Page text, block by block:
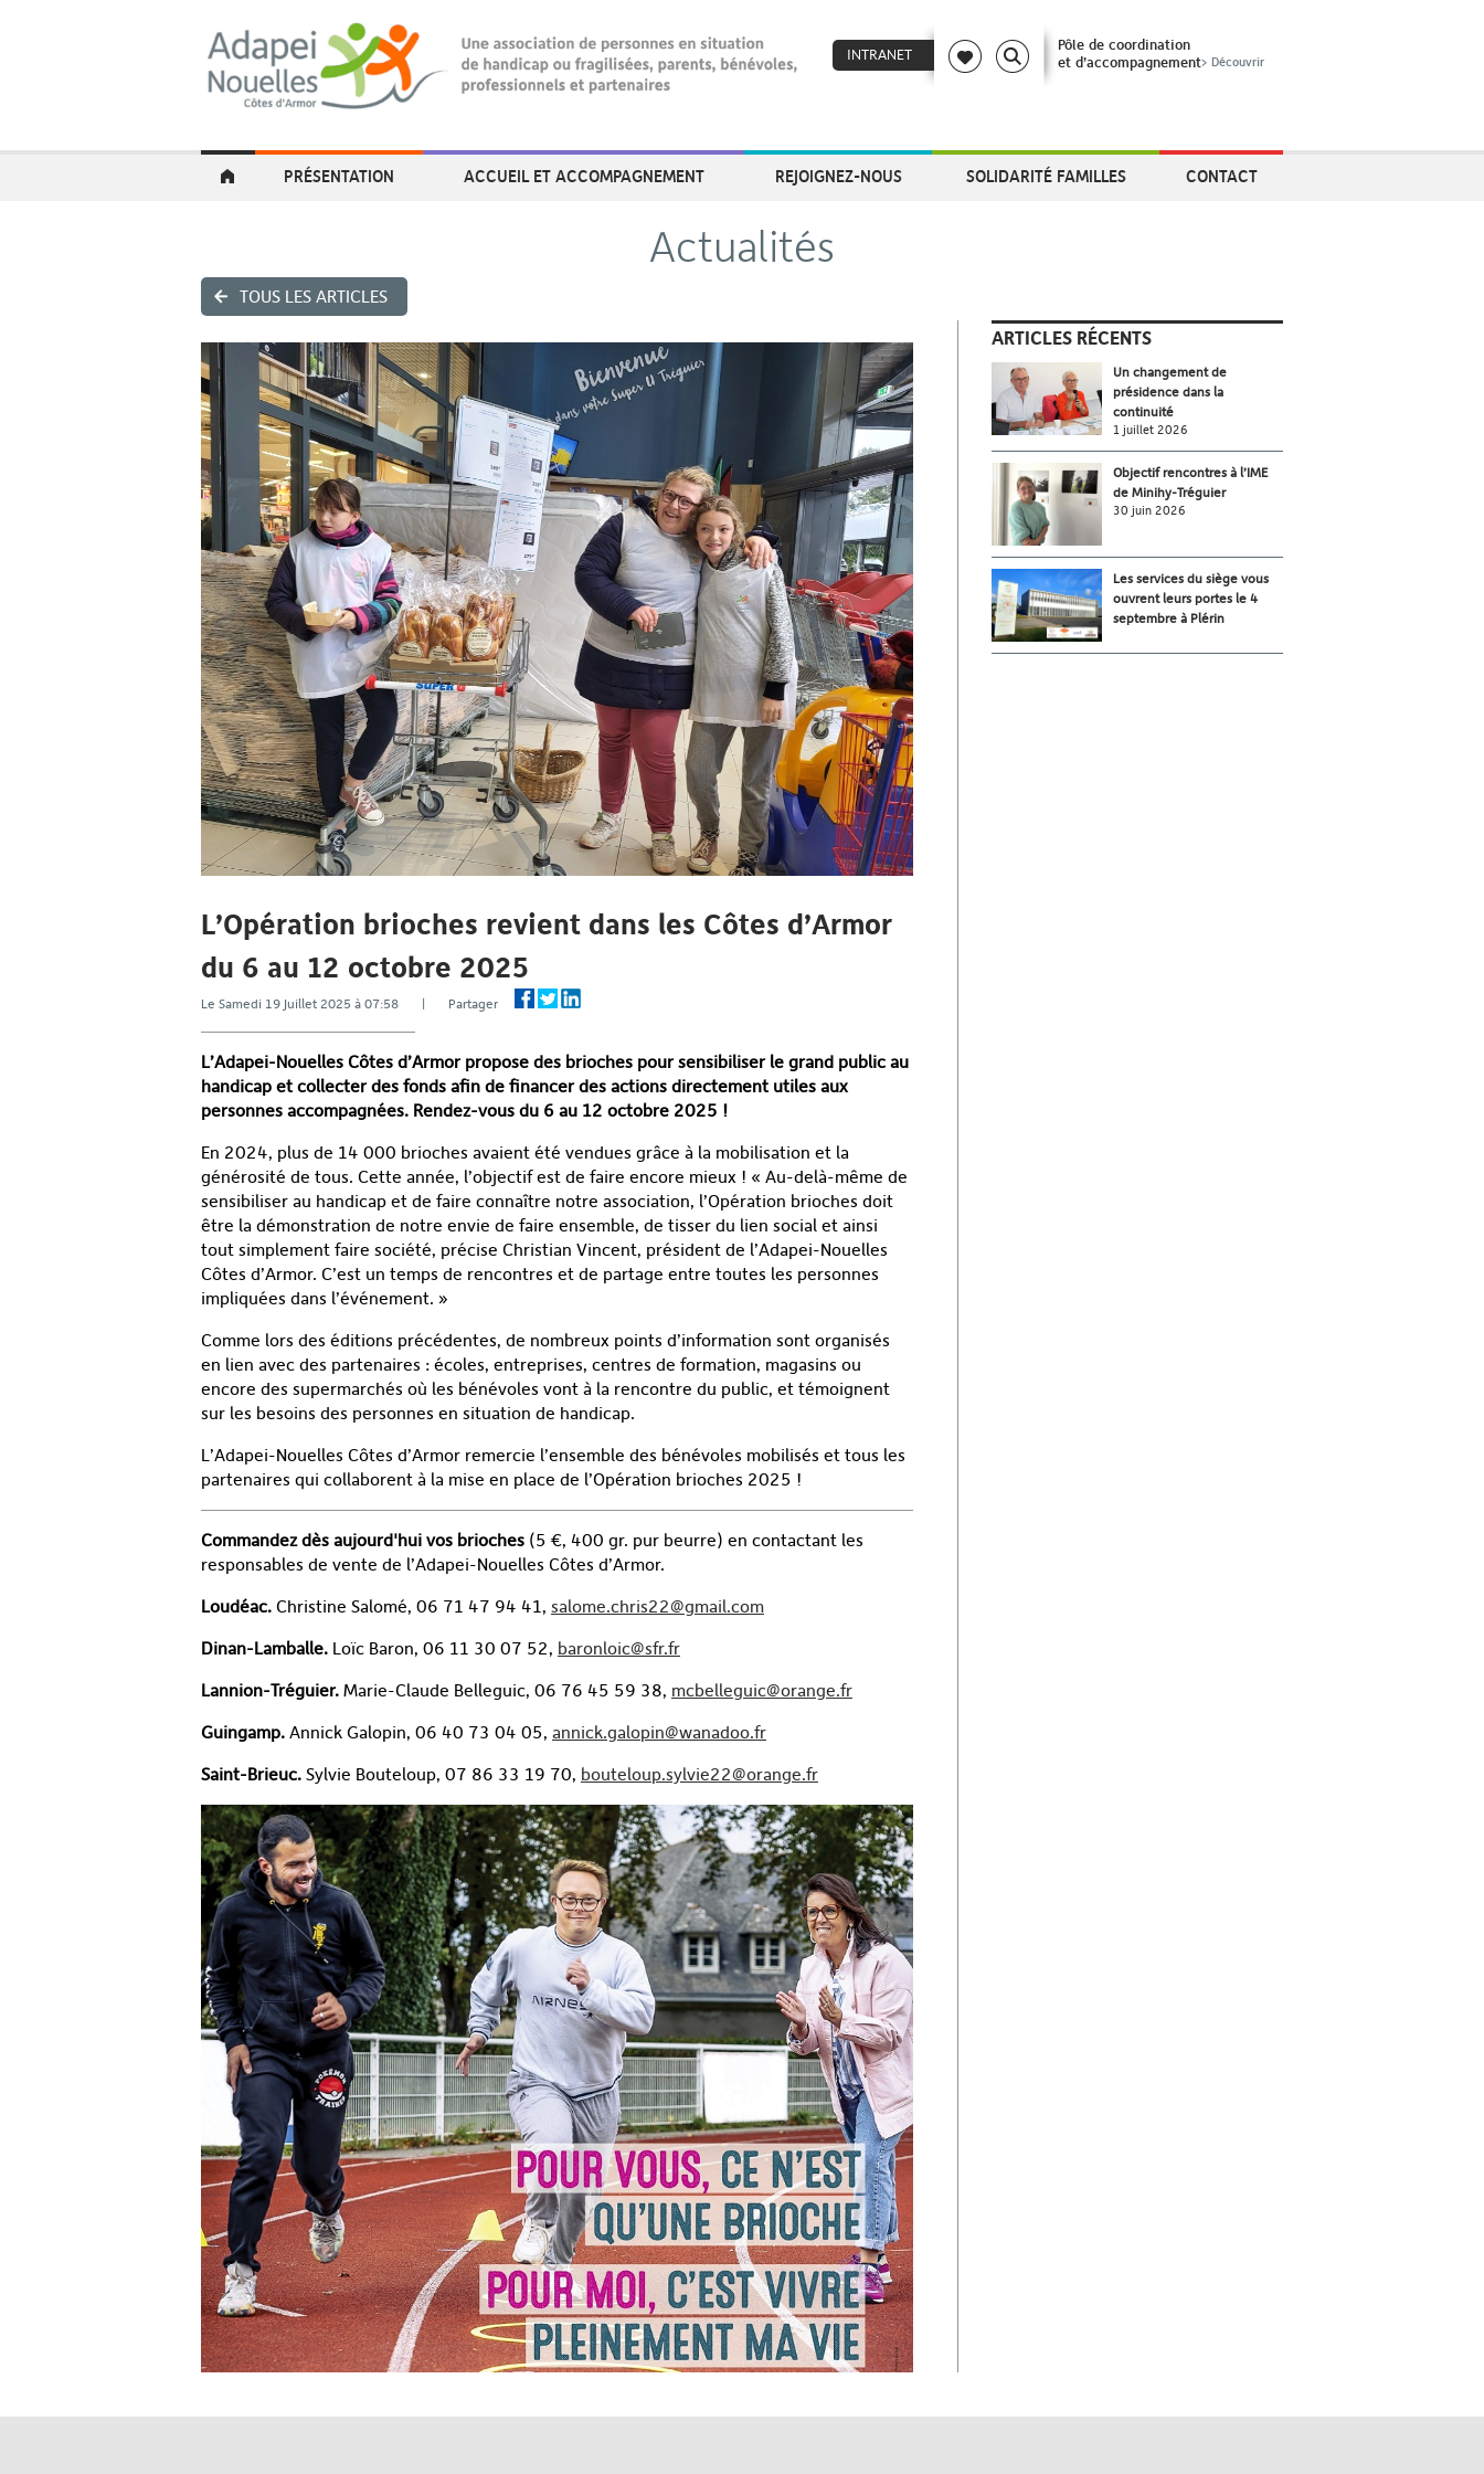
INTRANET
Pôle de coordination
et d’accompagnement> Découvrir
PRÉSENTATION ACCUEIL ET ACCOMPAGNEMENT REJOIGNEZ-NOUS SOLIDARITÉ FAMILLES CONTACT
TOUS LES ARTICLES
Actualités
L’Opération brioches revient dans les Côtes d’Armor
du 6 au 12 octobre 2025
Le Samedi 19 Juillet 2025 à 07:58 | Partager
L’Adapei-Nouelles Côtes d’Armor propose des brioches pour sensibiliser le grand public au
handicap et collecter des fonds afin de financer des actions directement utiles aux
personnes accompagnées. Rendez-vous du 6 au 12 octobre 2025 !
En 2024, plus de 14 000 brioches avaient été vendues grâce à la mobilisation et la
générosité de tous. Cette année, l’objectif est de faire encore mieux ! « Au-delà-même de
sensibiliser au handicap et de faire connaître notre association, l’Opération brioches doit
être la démonstration de notre envie de faire ensemble, de tisser du lien social et ainsi
tout simplement faire société, précise Christian Vincent, président de l’Adapei-Nouelles
Côtes d’Armor. C’est un temps de rencontres et de partage entre toutes les personnes
impliquées dans l’événement. »
Comme lors des éditions précédentes, de nombreux points d’information sont organisés
en lien avec des partenaires : écoles, entreprises, centres de formation, magasins ou
encore des supermarchés où les bénévoles vont à la rencontre du public, et témoignent
sur les besoins des personnes en situation de handicap.
L’Adapei-Nouelles Côtes d’Armor remercie l’ensemble des bénévoles mobilisés et tous les
partenaires qui collaborent à la mise en place de l’Opération brioches 2025 !
Commandez dès aujourd'hui vos brioches (5 €, 400 gr. pur beurre) en contactant les
responsables de vente de l’Adapei-Nouelles Côtes d’Armor.
Loudéac. Christine Salomé, 06 71 47 94 41, salome.chris22@gmail.com
Dinan-Lamballe. Loïc Baron, 06 11 30 07 52, baronloic@sfr.fr
Lannion-Tréguier. Marie-Claude Belleguic, 06 76 45 59 38, mcbelleguic@orange.fr
Guingamp. Annick Galopin, 06 40 73 04 05, annick.galopin@wanadoo.fr
Saint-Brieuc. Sylvie Bouteloup, 07 86 33 19 70, bouteloup.sylvie22@orange.fr
ARTICLES RÉCENTS
Un changement de
présidence dans la
continuité
1 juillet 2026
Objectif rencontres à l’IME
de Minihy-Tréguier
30 juin 2026
Les services du siège vous
ouvrent leurs portes le 4
septembre à Plérin